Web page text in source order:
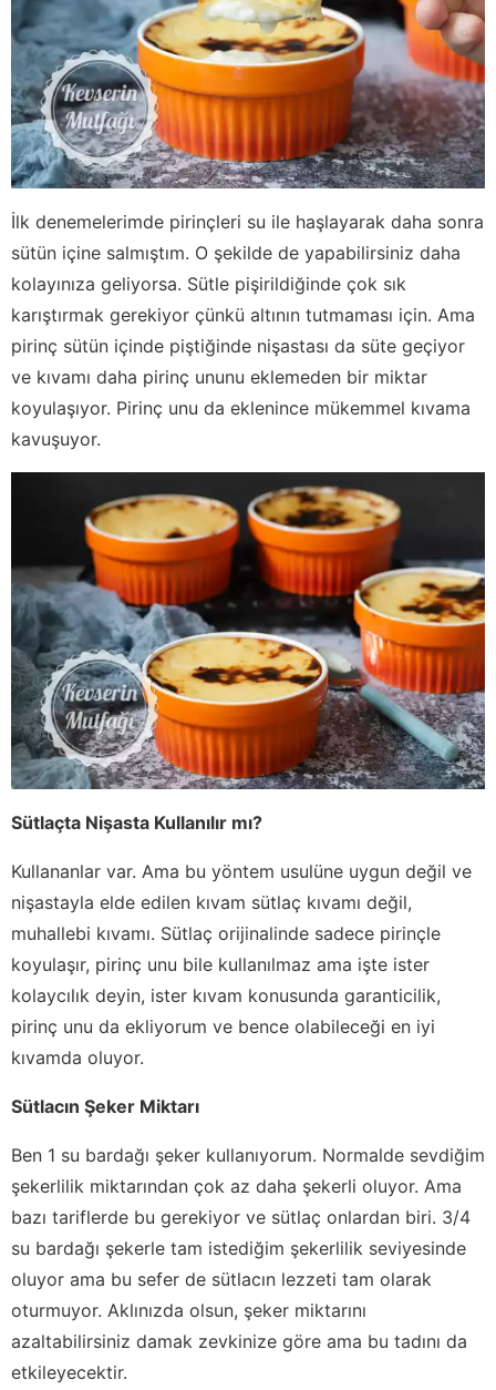
İlk denemelerimde pirinçleri su ile haşlayarak daha sonra
sütün içine salmıştım. O şekilde de yapabilirsiniz daha
kolayınıza geliyorsa. Sütle pişirildiğinde çok sık
karıştırmak gerekiyor çünkü altının tutmaması için. Ama
pirinç sütün içinde piştiğinde nişastası da süte geçiyor
ve kıvamı daha pirinç ununu eklemeden bir miktar
koyulaşıyor. Pirinç unu da eklenince mükemmel kıvama
kavuşuyor.
Sütlaçta Nişasta Kullanılır mı?
Kullananlar var. Ama bu yöntem usulüne uygun değil ve
nişastayla elde edilen kıvam sütlaç kıvamı değil,
muhallebi kıvamı. Sütlaç orijinalinde sadece pirinçle
koyulaşır, pirinç unu bile kullanılmaz ama işte ister
kolaycılık deyin, ister kıvam konusunda garanticilik,
pirinç unu da ekliyorum ve bence olabileceği en iyi
kıvamda oluyor.
Sütlacın Şeker Miktarı
Ben 1 su bardağı şeker kullanıyorum. Normalde sevdiğim
şekerlilik miktarından çok az daha şekerli oluyor. Ama
bazı tariflerde bu gerekiyor ve sütlaç onlardan biri. 3/4
su bardağı şekerle tam istediğim şekerlilik seviyesinde
oluyor ama bu sefer de sütlacın lezzeti tam olarak
oturmuyor. Aklınızda olsun, şeker miktarını
azaltabilirsiniz damak zevkinize göre ama bu tadını da
etkileyecektir.